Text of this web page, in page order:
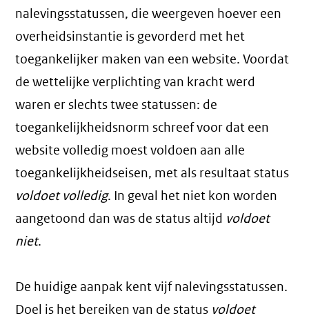
nalevingsstatussen, die weergeven hoever een
overheidsinstantie is gevorderd met het
toegankelijker maken van een website. Voordat
de wettelijke verplichting van kracht werd
waren er slechts twee statussen: de
toegankelijkheidsnorm schreef voor dat een
website volledig moest voldoen aan alle
toegankelijkheidseisen, met als resultaat status
voldoet volledig. In geval het niet kon worden
aangetoond dan was de status altijd voldoet
niet.
De huidige aanpak kent vijf nalevingsstatussen.
Doel is het bereiken van de status voldoet